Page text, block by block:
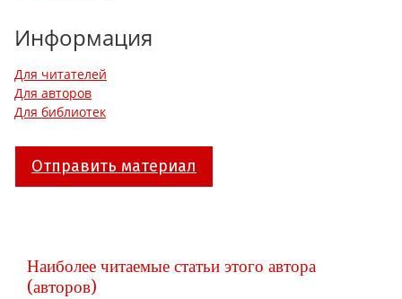
Информация
Для читателей
Для авторов
Для библиотек
Отправить материал
Наиболее читаемые статьи этого автора
(авторов)